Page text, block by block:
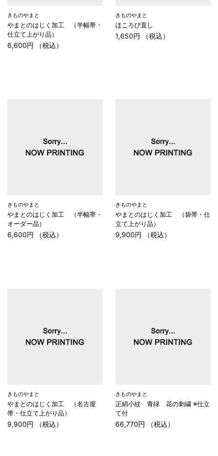
きものやまと
やまとのはじく加工 （半幅帯・
仕立て上がり品）
6,600円 （税込）
きものやまと
ほころび直し
1,650円 （税込）
きものやまと
やまとのはじく加工 （半幅帯・
オーダー品）
6,600円 （税込）
きものやまと
やまとのはじく加工 （袋帯・仕
立て上がり品）
9,900円 （税込）
きものやまと
やまとのはじく加工 （名古屋
帯・仕立て上がり品）
9,900円 （税込）
きものやまと
正絹小紋 青緑 花の刺繍 ※仕立
て付
66,770円 （税込）